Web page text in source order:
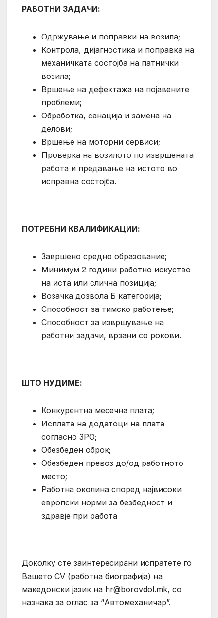
РАБОТНИ ЗАДАЧИ:
Одржување и поправки на возила;
Контрола, дијагностика и поправка на
механичката состојба на патнички
возила;
Вршење на дефектажа на појавените
проблеми;
Обработка, санација и замена на
делови;
Вршење на моторни сервиси;
Проверка на возилото по извршената
работа и предавање на истото во
исправна состојба.
ПОТРЕБНИ КВАЛИФИКАЦИИ:
Завршено средно образование;
Минимум 2 години работно искуство
на иста или слична позиција;
Возачка дозвола Б категорија;
Способност за тимско работење;
Способност за извршување на
работни задачи, врзани со рокови.
ШТО НУДИМЕ:
Конкурентна месечна плата;
Исплата на додатоци на плата
согласно ЗРО;
Обезбеден оброк;
Обезбеден превоз до/од работното
место;
Работна околина според највисоки
европски норми за безбедност и
здравје при работа
Доколку сте заинтересирани испратете го
Вашето CV (работна биографија) на
македонски јазик на hr@borovdol.mk, со
назнака за оглас за “Автомеханичар”.